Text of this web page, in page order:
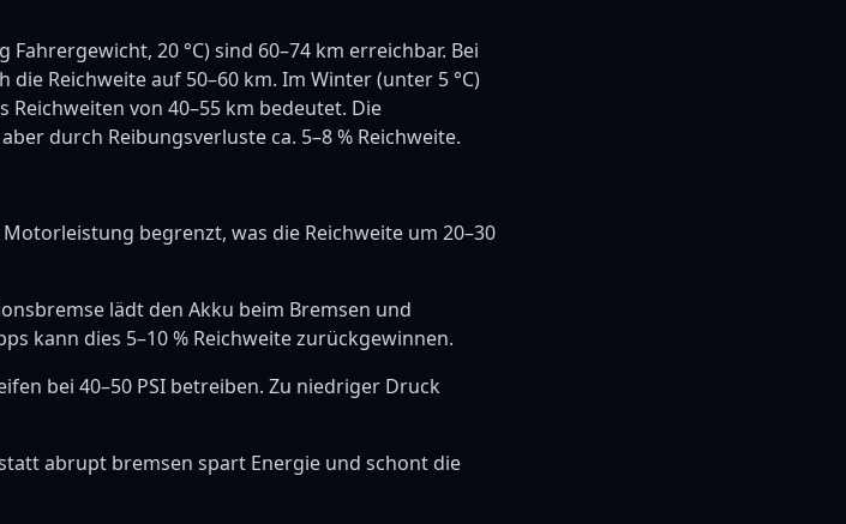
20 °C) sind 60–74 km erreichbar. Bei
Reichweite auf 50–60 km. Im Winter (unter 5 °C)
Reichweiten von 40–55 km bedeutet. Die
durch Reibungsverluste ca. 5–8 % Reichweite.
begrenzt, was die Reichweite um 20–30
lädt den Akku beim Bremsen und
kann dies 5–10 % Reichweite zurückgewinnen.
bei 40–50 PSI betreiben. Zu niedriger Druck
abrupt bremsen spart Energie und schont die